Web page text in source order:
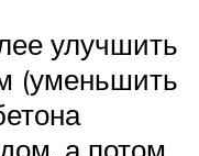
улучшить
(уменьшить